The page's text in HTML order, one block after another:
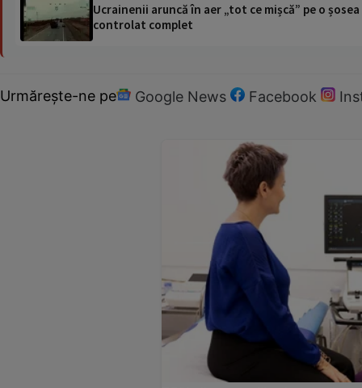
Ucrainenii aruncă în aer „tot ce mișcă” pe o
controlat complet
Urmărește-ne pe Google News Facebook